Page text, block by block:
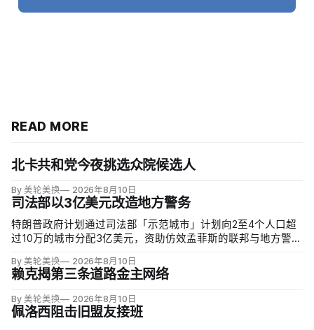
READ MORE
北卡共和党今夜挑选众院候选人
By 美轮美换 2026年8月10日
司法部以3亿美元改造地方警务
特朗普政府计划通过司法部「示范城市」计划向2至4个人口超
过10万的城市分配3亿美元，资助仿效孟菲斯的联邦与地方警力
游荡和强制治疗等政策，并预先同意在暴力犯罪或「公共骚
乱」激增时偿还未来联邦介入成本。
By 美轮美换 2026年8月10日
赖克揭第三条道路金主网络
By 美轮美换 2026年8月10日
佩洛西阻击旧盟友接班